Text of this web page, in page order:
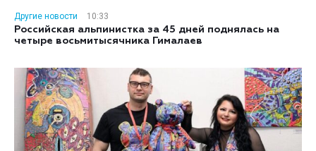
Другие новости
10:33
Российская альпинистка за 45 дней поднялась на
четыре восьмитысячника Гималаев